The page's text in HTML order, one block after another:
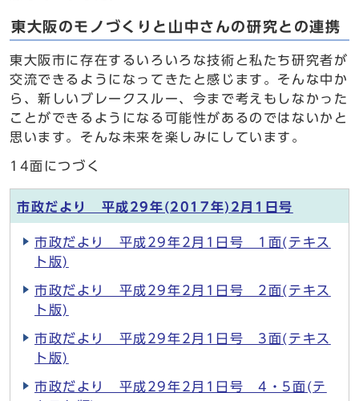
東大阪のモノづくりと山中さんの研究との連携
東大阪市に存在するいろいろな技術と私たち研究者が
交流できるようになってきたと感じます。そんな中か
ら、新しいブレークスルー、今まで考えもしなかった
ことができるようになる可能性があるのではないかと
思います。そんな未来を楽しみにしています。
14面につづく
市政だより 平成29年(2017年)2月1日号
市政だより 平成29年2月1日号 1面(テキス
ト版)
市政だより 平成29年2月1日号 2面(テキス
ト版)
市政だより 平成29年2月1日号 3面(テキス
ト版)
市政だより 平成29年2月1日号 4・5面(テ